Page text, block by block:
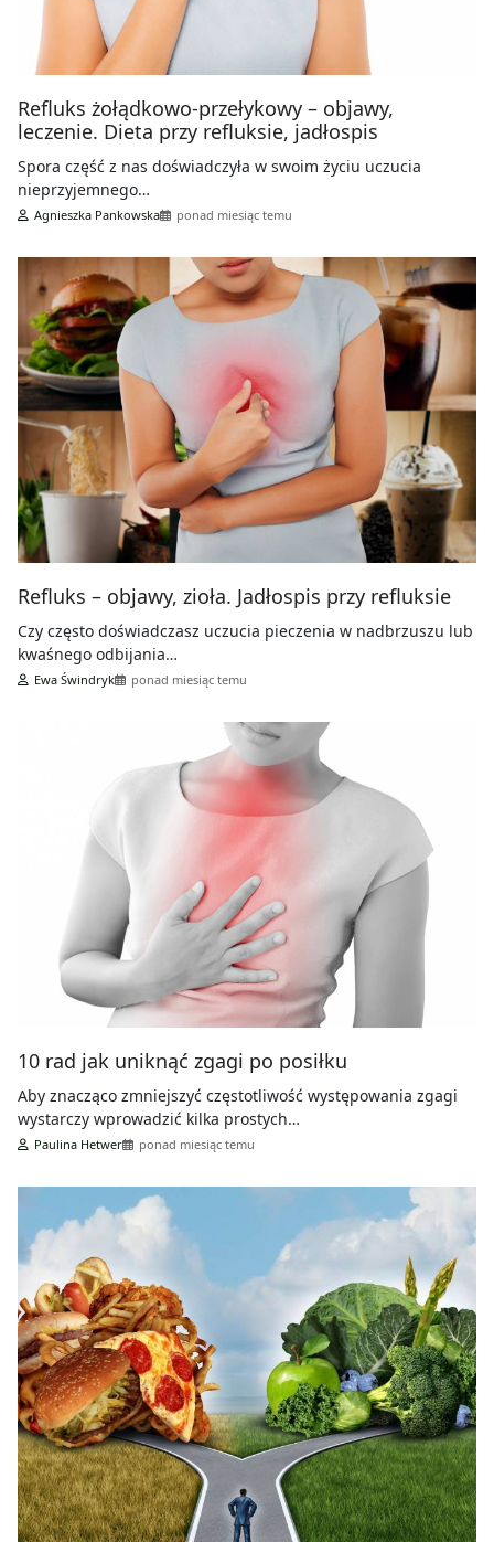
Refluks żołądkowo-przełykowy – objawy,
leczenie. Dieta przy refluksie, jadłospis
Spora część z nas doświadczyła w swoim życiu uczucia
nieprzyjemnego…
Agnieszka Pankowska ponad miesiąc temu
Refluks – objawy, zioła. Jadłospis przy refluksie
Czy często doświadczasz uczucia pieczenia w nadbrzuszu lub
kwaśnego odbijania…
Ewa Świndryk ponad miesiąc temu
10 rad jak uniknąć zgagi po posiłku
Aby znacząco zmniejszyć częstotliwość występowania zgagi
wystarczy wprowadzić kilka prostych…
Paulina Hetwer ponad miesiąc temu